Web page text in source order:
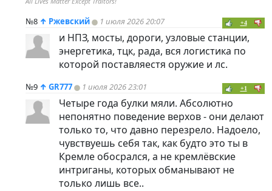
№8 ↑ Ржевский 1 июля 2026 20:07 +4
и НПЗ, мосты, дороги, узловые станции,
энергетика, тцк, рада, вся логистика по
которой поставляестя оружие и лс.
№9 ↑ GR777 1 июля 2026 23:01 +1
Четыре года булки мяли. Абсолютно
непонятно поведение верхов - они делают
только то, что давно перезрело. Надоело,
чувствуешь себя так, как будто это ты в
Кремле обосрался, а не кремлёвские
интриганы, которых обманывают не
только лишь все..